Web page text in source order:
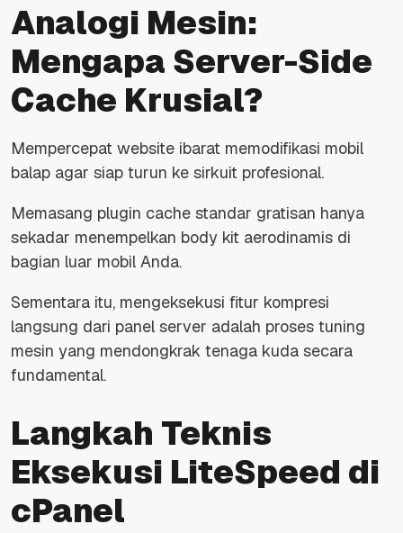
Analogi Mesin:
Mengapa Server-Side
Cache Krusial?
Mempercepat website ibarat memodifikasi mobil
balap agar siap turun ke sirkuit profesional.
Memasang plugin cache standar gratisan hanya
sekadar menempelkan body kit aerodinamis di
bagian luar mobil Anda.
Sementara itu, mengeksekusi fitur kompresi
langsung dari panel server adalah proses tuning
mesin yang mendongkrak tenaga kuda secara
fundamental.
Langkah Teknis
Eksekusi LiteSpeed di
cPanel